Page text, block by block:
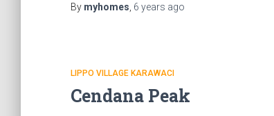
By myhomes 6 years ago
LIPPO VILLAGE KARAWACI
Cendana Peak